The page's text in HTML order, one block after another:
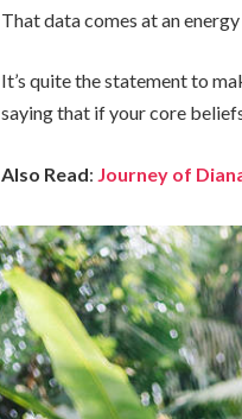
That data comes at an
It’s quite the statement to
saying that if your core
Also Read: Journey of